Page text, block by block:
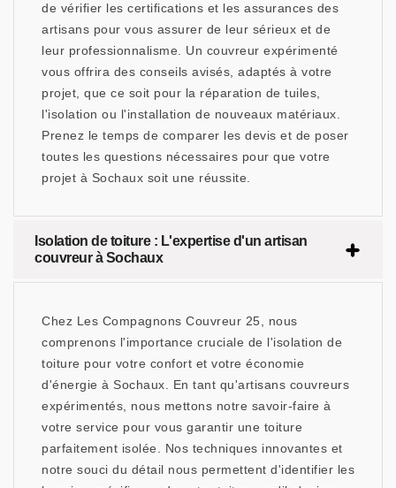
de vérifier les certifications et les assurances des
artisans pour vous assurer de leur sérieux et de
leur professionnalisme. Un couvreur expérimenté
vous offrira des conseils avisés, adaptés à votre
projet, que ce soit pour la réparation de tuiles,
l'isolation ou l'installation de nouveaux matériaux.
Prenez le temps de comparer les devis et de poser
toutes les questions nécessaires pour que votre
projet à Sochaux soit une réussite.
Isolation de toiture : L'expertise d'un artisan
couvreur à Sochaux
Chez Les Compagnons Couvreur 25, nous
comprenons l'importance cruciale de l'isolation de
toiture pour votre confort et votre économie
d'énergie à Sochaux. En tant qu'artisans couvreurs
expérimentés, nous mettons notre savoir-faire à
votre service pour vous garantir une toiture
parfaitement isolée. Nos techniques innovantes et
notre souci du détail nous permettent d'identifier les